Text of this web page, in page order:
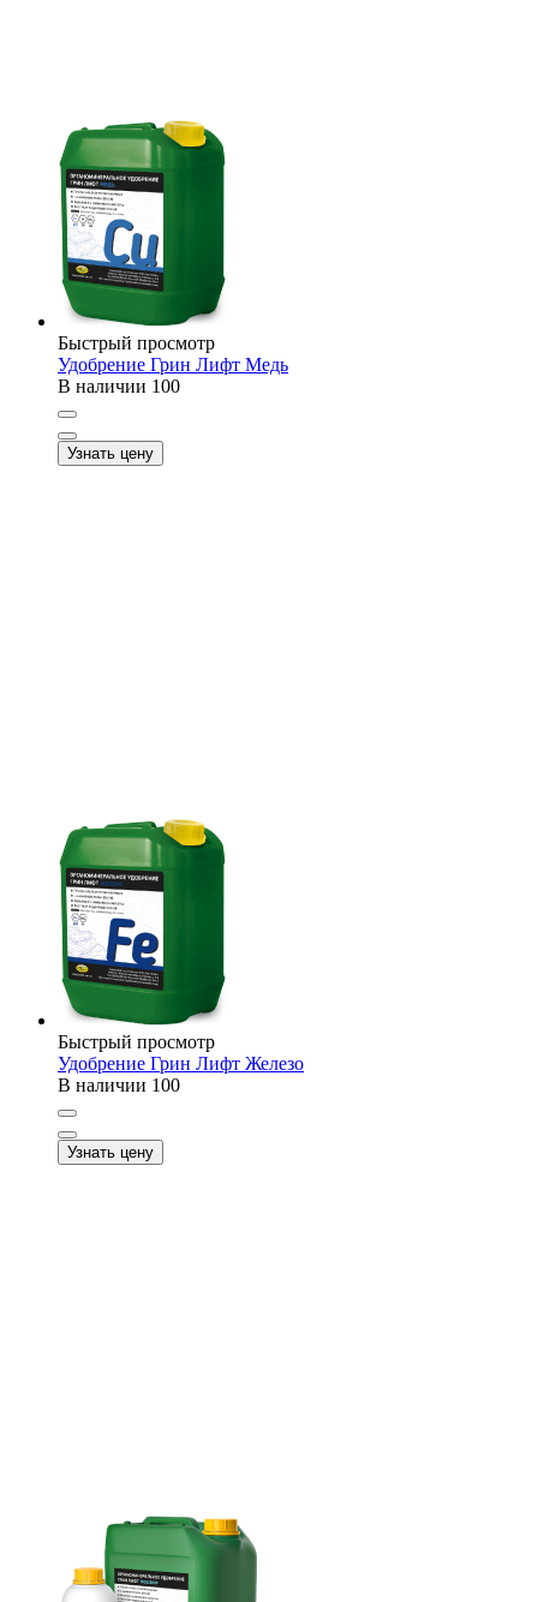
Быстрый просмотр
Удобрение Грин Лифт Медь
В наличии 100
Узнать цену
Быстрый просмотр
Удобрение Грин Лифт Железо
В наличии 100
Узнать цену